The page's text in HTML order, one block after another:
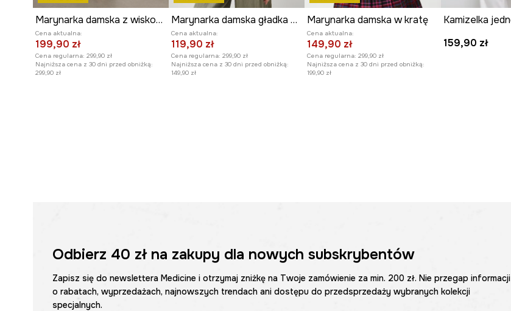
Marynarka damska z wiskozą
Cena aktualna:
199,90 zł
Cena regularna: 299,90 zł
Najniższa cena z 30 dni przed obniżką:
299,90 zł
Marynarka damska gładka z lyocellu
Cena aktualna:
119,90 zł
Cena regularna: 299,90 zł
Najniższa cena z 30 dni przed obniżką:
149,90 zł
Marynarka damska w kratę
Cena aktualna:
149,90 zł
Cena regularna: 299,90 zł
Najniższa cena z 30 dni przed obniżką:
199,90 zł
159,90 zł
Odbierz 40 złna zakupy dla nowych subskrybentów
Zapisz się do newslettera Medicine i otrzymaj zniżkę na Twoje zamówienie za min. 200 zł. Nie przegap informacji
o rabatach, wyprzedażach, najnowszych trendach ani dostępu do przedsprzedaży wybranych kolekcji
specjalnych.